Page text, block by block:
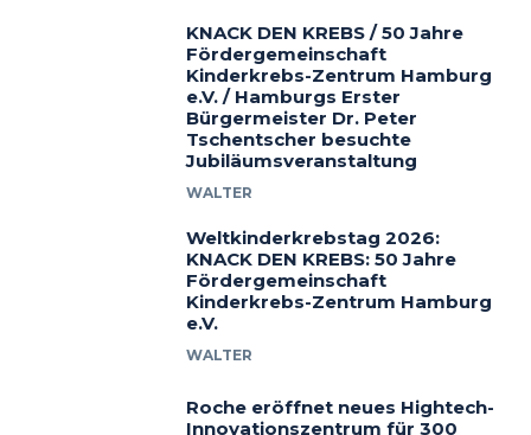
KNACK DEN KREBS / 50 Jahre
Fördergemeinschaft
Kinderkrebs-Zentrum Hamburg
e.V. / Hamburgs Erster
Bürgermeister Dr. Peter
Tschentscher besuchte
Jubiläumsveranstaltung
WALTER
Weltkinderkrebstag 2026:
KNACK DEN KREBS: 50 Jahre
Fördergemeinschaft
Kinderkrebs-Zentrum Hamburg
e.V.
WALTER
Roche eröffnet neues Hightech-
Innovationszentrum für 300